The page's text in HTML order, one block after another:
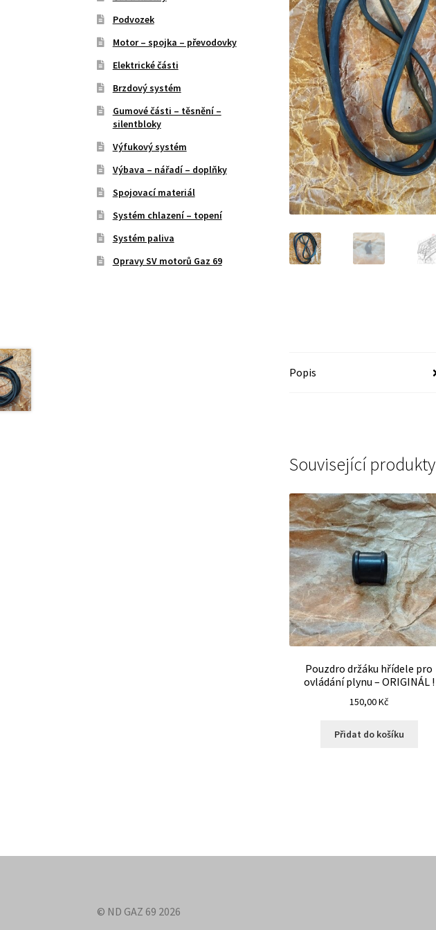
Popis
Související produkty
Pouzdro držáku hřídele pro
ovládání plynu – ORIGINÁL !
150,00Kč
Přidat do košíku
Podvozek
Motor – spojka – převodovky
Elektrické části
Brzdový systém
Gumové části – těsnění –
silentbloky
Výfukový systém
Výbava – nářadí – doplňky
Spojovací materiál
Systém chlazení – topení
Systém paliva
Opravy SV motorů Gaz 69
© ND GAZ 69 2026